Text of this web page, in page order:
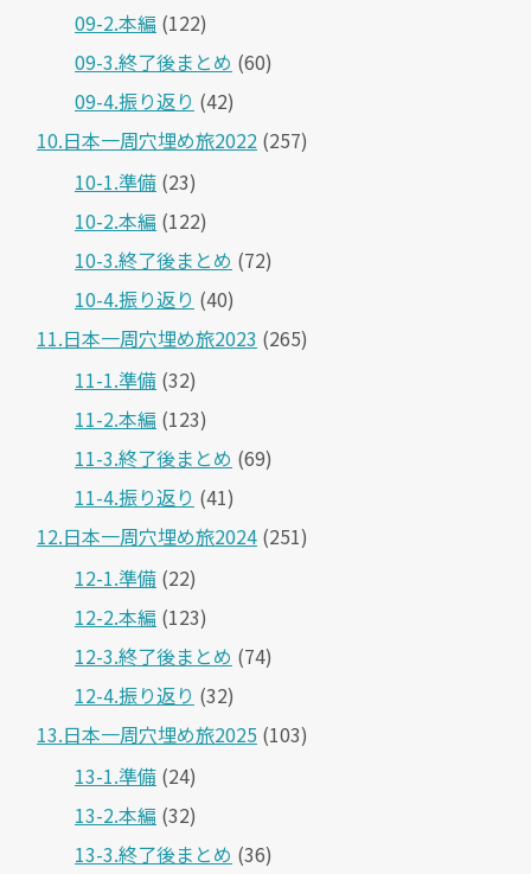
09-2.本編 (122)
09-3.終了後まとめ (60)
09-4.振り返り (42)
10.日本一周穴埋め旅2022 (257)
10-1.準備 (23)
10-2.本編 (122)
10-3.終了後まとめ (72)
10-4.振り返り (40)
11.日本一周穴埋め旅2023 (265)
11-1.準備 (32)
11-2.本編 (123)
11-3.終了後まとめ (69)
11-4.振り返り (41)
12.日本一周穴埋め旅2024 (251)
12-1.準備 (22)
12-2.本編 (123)
12-3.終了後まとめ (74)
12-4.振り返り (32)
13.日本一周穴埋め旅2025 (103)
13-1.準備 (24)
13-2.本編 (32)
13-3.終了後まとめ (36)